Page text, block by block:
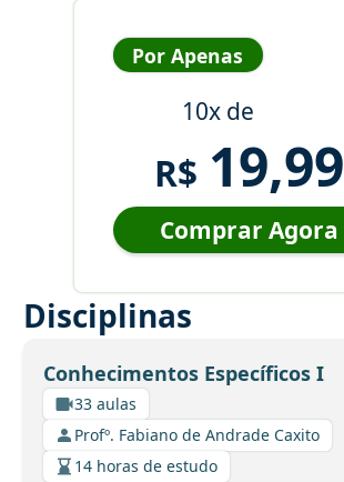
Por Apenas
10x de
R$ 19,99
Comprar Agora
Disciplinas
Conhecimentos Específicos I
33 aulas
Profº. Fabiano de Andrade Caxito
14 horas de estudo